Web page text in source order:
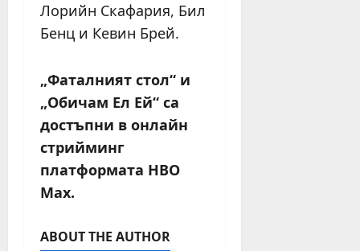
Лорийн Скафария, Бил
Бенц и Кевин Брей.
„Фаталният стол“ и
„Обичам Ел Ей“ са
достъпни в онлайн
стрийминг
платформата HBO
Max.
ABOUT THE AUTHOR